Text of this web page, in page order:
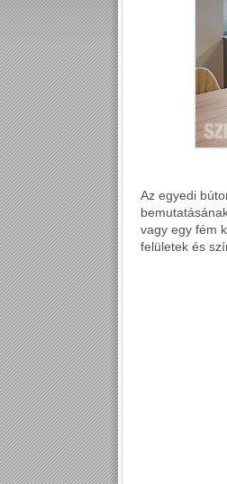
Az egyedi
vagy egy fém
felületek és